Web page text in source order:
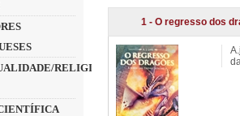
RELIGIÃO
1 - O regresso dos